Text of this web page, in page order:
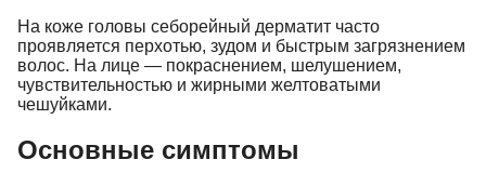
На коже головы себорейный дерматит часто
проявляется перхотью, зудом и быстрым загрязнением
волос. На лице — покраснением, шелушением,
чувствительностью и жирными желтоватыми
чешуйками.
Основные симптомы